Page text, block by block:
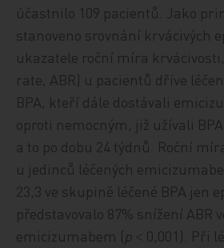
účastnilo 109 pacientů. Jako
stanoveno srovnání krvácivých
ukazatele roční míra
rate, ABR) u pacientů dříve
BPA, kteří dále dostávali
oproti nemocným, již užívali
a to po dobu 24 týdnů. Roční
u jedinců léčených
23,3 ve skupině léčené BPA jen
představovalo 87% snížení ABR
emicizumabem (p <
0,001). Při